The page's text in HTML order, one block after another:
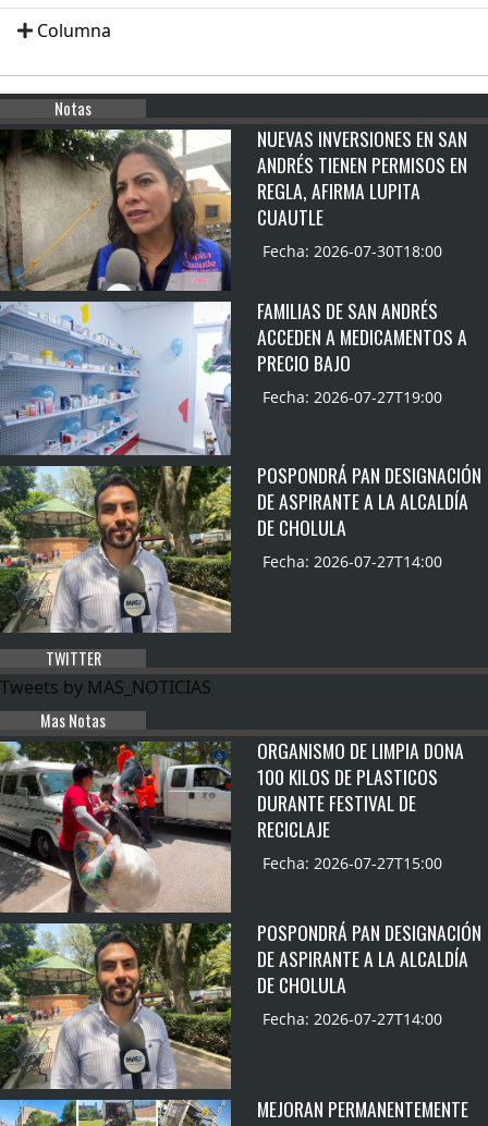
Columna
Notas
NUEVAS INVERSIONES EN SAN
ANDRÉS TIENEN PERMISOS EN
REGLA, AFIRMA LUPITA
CUAUTLE
Fecha: 2026-07-30T18:00
FAMILIAS DE SAN ANDRÉS
ACCEDEN A MEDICAMENTOS A
PRECIO BAJO
Fecha: 2026-07-27T19:00
POSPONDRÁ PAN DESIGNACIÓN
DE ASPIRANTE A LA ALCALDÍA
DE CHOLULA
Fecha: 2026-07-27T14:00
TWITTER
Tweets by MAS_NOTICIAS
Mas Notas
ORGANISMO DE LIMPIA DONA
100 KILOS DE PLASTICOS
DURANTE FESTIVAL DE
RECICLAJE
Fecha: 2026-07-27T15:00
POSPONDRÁ PAN DESIGNACIÓN
DE ASPIRANTE A LA ALCALDÍA
DE CHOLULA
Fecha: 2026-07-27T14:00
MEJORAN PERMANENTEMENTE